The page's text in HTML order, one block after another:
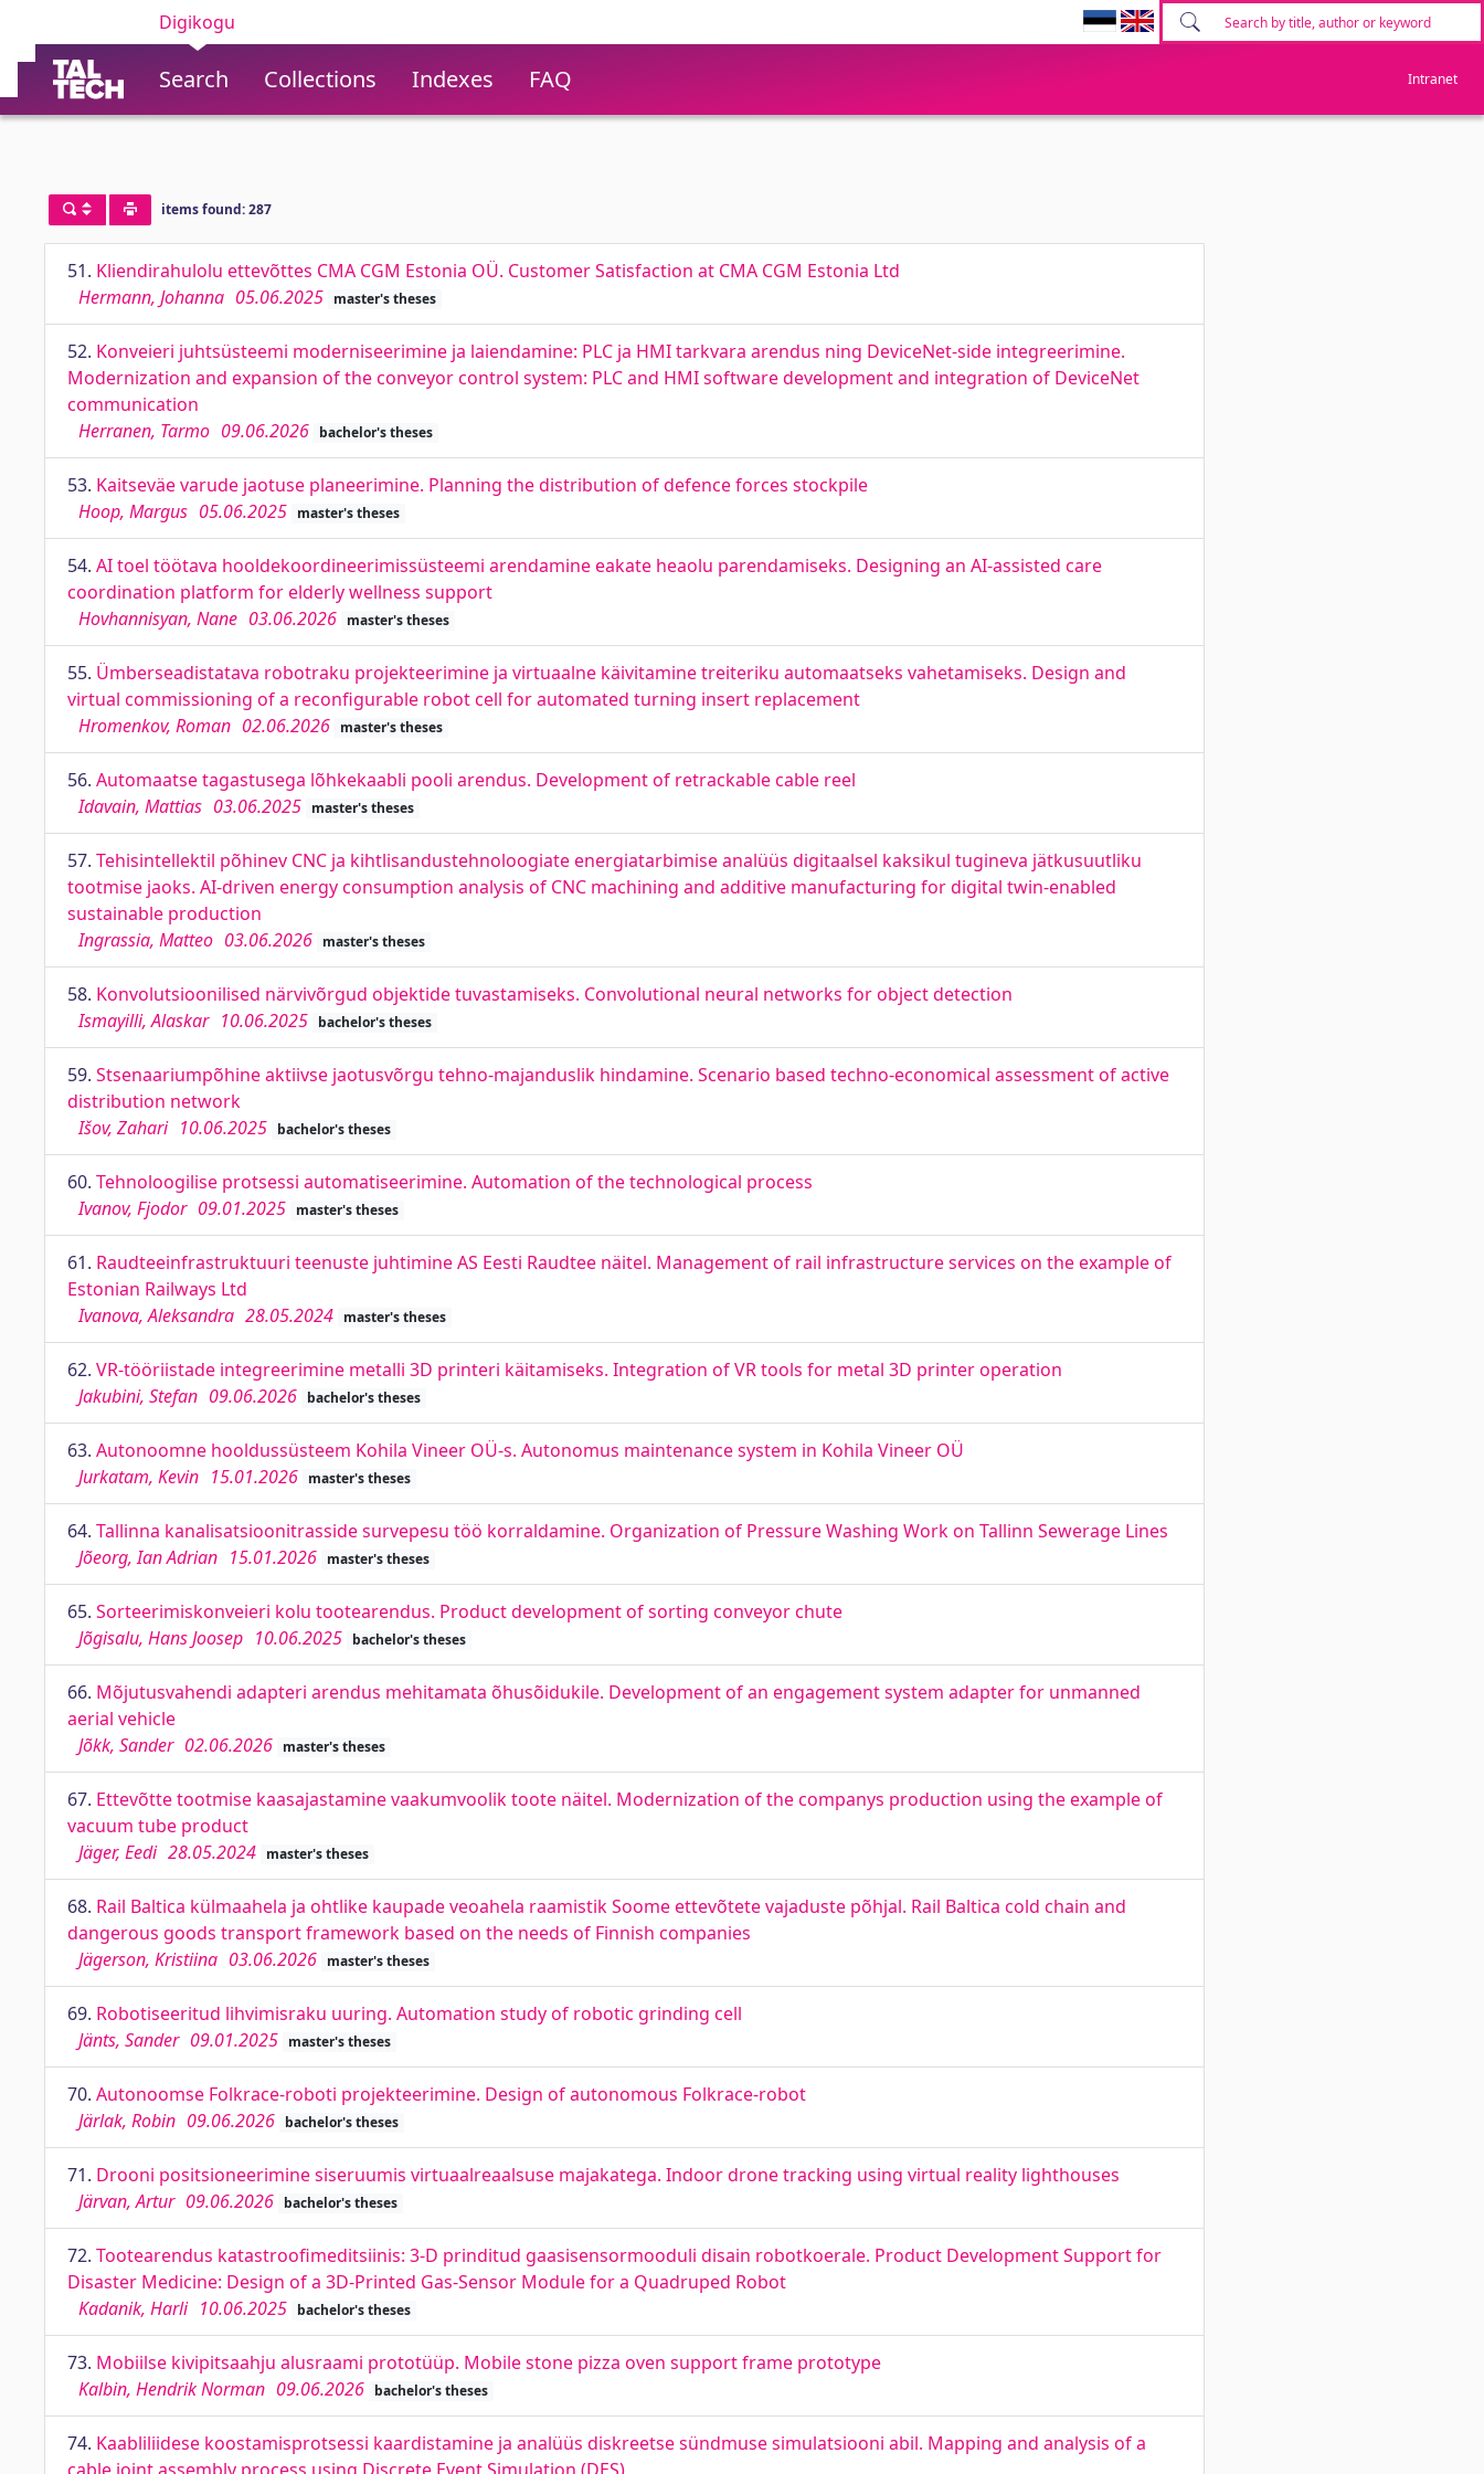
Digikogu
Search Collections Indexes FAQ Intranet
items found: 287
51. Kliendirahulolu ettevõttes CMA CGM Estonia OÜ. Customer Satisfaction at CMA CGM Estonia Ltd
Hermann, Johanna 05.06.2025 master's theses
52. Konveieri juhtsüsteemi moderniseerimine ja laiendamine: PLC ja HMI tarkvara arendus ning DeviceNet-side integreerimine.
Modernization and expansion of the conveyor control system: PLC and HMI software development and integration of DeviceNet
communication
Herranen, Tarmo 09.06.2026 bachelor's theses
53. Kaitseväe varude jaotuse planeerimine. Planning the distribution of defence forces stockpile
Hoop, Margus 05.06.2025 master's theses
54. AI toel töötava hooldekoordineerimissüsteemi arendamine eakate heaolu parendamiseks. Designing an AI-assisted care
coordination platform for elderly wellness support
Hovhannisyan, Nane 03.06.2026 master's theses
55. Ümberseadistatava robotraku projekteerimine ja virtuaalne käivitamine treiteriku automaatseks vahetamiseks. Design and
virtual commissioning of a reconfigurable robot cell for automated turning insert replacement
Hromenkov, Roman 02.06.2026 master's theses
56. Automaatse tagastusega lõhkekaabli pooli arendus. Development of retrackable cable reel
Idavain, Mattias 03.06.2025 master's theses
57. Tehisintellektil põhinev CNC ja kihtlisandustehnoloogiate energiatarbimise analüüs digitaalsel kaksikul tugineva jätkusuutliku
tootmise jaoks. AI-driven energy consumption analysis of CNC machining and additive manufacturing for digital twin-enabled
sustainable production
Ingrassia, Matteo 03.06.2026 master's theses
58. Konvolutsioonilised närvivõrgud objektide tuvastamiseks. Convolutional neural networks for object detection
Ismayilli, Alaskar 10.06.2025 bachelor's theses
59. Stsenaariumpõhine aktiivse jaotusvõrgu tehno-majanduslik hindamine. Scenario based techno-economical assessment of active
distribution network
Išov, Zahari 10.06.2025 bachelor's theses
60. Tehnoloogilise protsessi automatiseerimine. Automation of the technological process
Ivanov, Fjodor 09.01.2025 master's theses
61. Raudteeinfrastruktuuri teenuste juhtimine AS Eesti Raudtee näitel. Management of rail infrastructure services on the example of
Estonian Railways Ltd
Ivanova, Aleksandra 28.05.2024 master's theses
62. VR-tööriistade integreerimine metalli 3D printeri käitamiseks. Integration of VR tools for metal 3D printer operation
Jakubini, Stefan 09.06.2026 bachelor's theses
63. Autonoomne hooldussüsteem Kohila Vineer OÜ-s. Autonomus maintenance system in Kohila Vineer OÜ
Jurkatam, Kevin 15.01.2026 master's theses
64. Tallinna kanalisatsioonitrasside survepesu töö korraldamine. Organization of Pressure Washing Work on Tallinn Sewerage Lines
Jõeorg, Ian Adrian 15.01.2026 master's theses
65. Sorteerimiskonveieri kolu tootearendus. Product development of sorting conveyor chute
Jõgisalu, Hans Joosep 10.06.2025 bachelor's theses
66. Mõjutusvahendi adapteri arendus mehitamata õhusõidukile. Development of an engagement system adapter for unmanned
aerial vehicle
Jõkk, Sander 02.06.2026 master's theses
67. Ettevõtte tootmise kaasajastamine vaakumvoolik toote näitel. Modernization of the companys production using the example of
vacuum tube product
Jäger, Eedi 28.05.2024 master's theses
68. Rail Baltica külmaahela ja ohtlike kaupade veoahela raamistik Soome ettevõtete vajaduste põhjal. Rail Baltica cold chain and
dangerous goods transport framework based on the needs of Finnish companies
Jägerson, Kristiina 03.06.2026 master's theses
69. Robotiseeritud lihvimisraku uuring. Automation study of robotic grinding cell
Jänts, Sander 09.01.2025 master's theses
70. Autonoomse Folkrace-roboti projekteerimine. Design of autonomous Folkrace-robot
Järlak, Robin 09.06.2026 bachelor's theses
71. Drooni positsioneerimine siseruumis virtuaalreaalsuse majakatega. Indoor drone tracking using virtual reality lighthouses
Järvan, Artur 09.06.2026 bachelor's theses
72. Tootearendus katastroofimeditsiinis: 3-D prinditud gaasisensormooduli disain robotkoerale. Product Development Support for
Disaster Medicine: Design of a 3D-Printed Gas-Sensor Module for a Quadruped Robot
Kadanik, Harli 10.06.2025 bachelor's theses
73. Mobiilse kivipitsaahju alusraami prototüüp. Mobile stone pizza oven support frame prototype
Kalbin, Hendrik Norman 09.06.2026 bachelor's theses
74. Kaabliliidese koostamisprotsessi kaardistamine ja analüüs diskreetse sündmuse simulatsiooni abil. Mapping and analysis of a